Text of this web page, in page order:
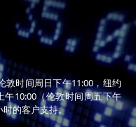
敦时间周日下午11:00，纽约
10:00（伦敦时间周五下午
时的客户支持。